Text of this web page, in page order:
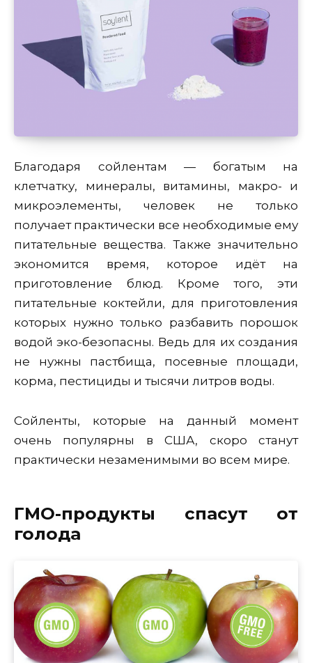
Благодаря сойлентам — богатым на
клетчатку, минералы, витамины, макро- и
микроэлементы, человек не только
получает практически все необходимые ему
питательные вещества. Также значительно
экономится время, которое идёт на
приготовление блюд. Кроме того, эти
питательные коктейли, для приготовления
которых нужно только разбавить порошок
водой эко-безопасны. Ведь для их создания
не нужны пастбища, посевные площади,
корма, пестициды и тысячи литров воды.
Сойленты, которые на данный момент
очень популярны в США, скоро станут
практически незаменимыми во всем мире.
ГМО-продукты спасут от
голода